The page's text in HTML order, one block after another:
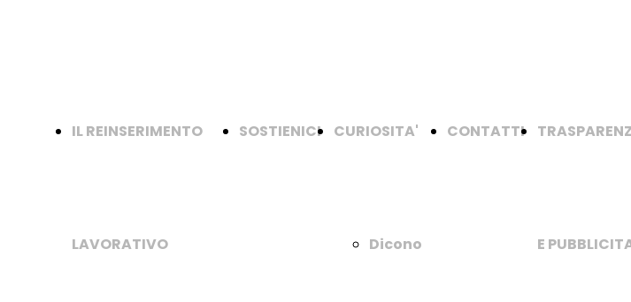
IL REINSERIMENTO
LAVORATIVO
SOSTIENICI CURIOSITA'
Dicono
CONTATTI
E